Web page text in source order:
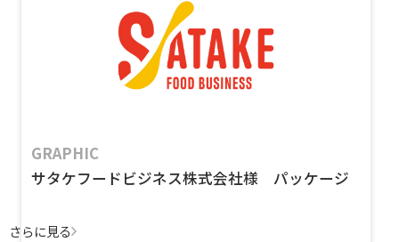
GRAPHIC
サタケフードビジネス株式会社様 パッケージ
さらに見る